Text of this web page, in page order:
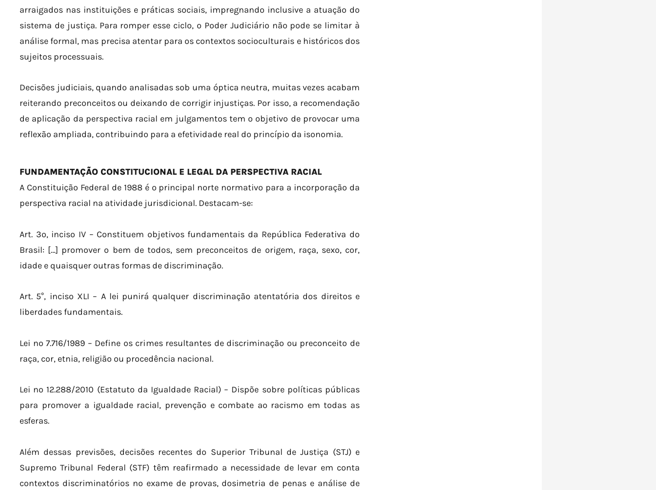
arraigados nas instituições e práticas sociais, impregnando inclusive a atuação do
sistema de justiça. Para romper esse ciclo, o Poder Judiciário não pode se limitar à
análise formal, mas precisa atentar para os contextos socioculturais e históricos dos
sujeitos processuais.
Decisões judiciais, quando analisadas sob uma óptica neutra, muitas vezes acabam
reiterando preconceitos ou deixando de corrigir injustiças. Por isso, a recomendação
de aplicação da perspectiva racial em julgamentos tem o objetivo de provocar uma
reflexão ampliada, contribuindo para a efetividade real do princípio da isonomia.
FUNDAMENTAÇÃO CONSTITUCIONAL E LEGAL DA PERSPECTIVA RACIAL
A Constituição Federal de 1988 é o principal norte normativo para a incorporação da
perspectiva racial na atividade jurisdicional. Destacam-se:
Art. 3º, inciso IV – Constituem objetivos fundamentais da República Federativa do
Brasil: […] promover o bem de todos, sem preconceitos de origem, raça, sexo, cor,
idade e quaisquer outras formas de discriminação.
Art. 5°, inciso XLI – A lei punirá qualquer discriminação atentatória dos direitos e
liberdades fundamentais.
Lei nº 7.716/1989 – Define os crimes resultantes de discriminação ou preconceito de
raça, cor, etnia, religião ou procedência nacional.
Lei nº 12.288/2010 (Estatuto da Igualdade Racial) – Dispõe sobre políticas públicas
para promover a igualdade racial, prevenção e combate ao racismo em todas as
esferas.
Além dessas previsões, decisões recentes do Superior Tribunal de Justiça (STJ) e
Supremo Tribunal Federal (STF) têm reafirmado a necessidade de levar em conta
contextos discriminatórios no exame de provas, dosimetria de penas e análise de